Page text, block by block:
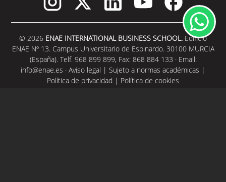
© 2026 ENAE INTERNATIONAL BUSINESS SCHOOL. Edificio
ENAE Nº 13. Campus Universitario de Espinardo. 30100 MURCIA
(España). Telf. 968 899 899, Fax: 868 884 133 · Email:
info@enae.es · Aviso legal | Sujeto a normas académicas |
Política de privacidad | Política de cookies